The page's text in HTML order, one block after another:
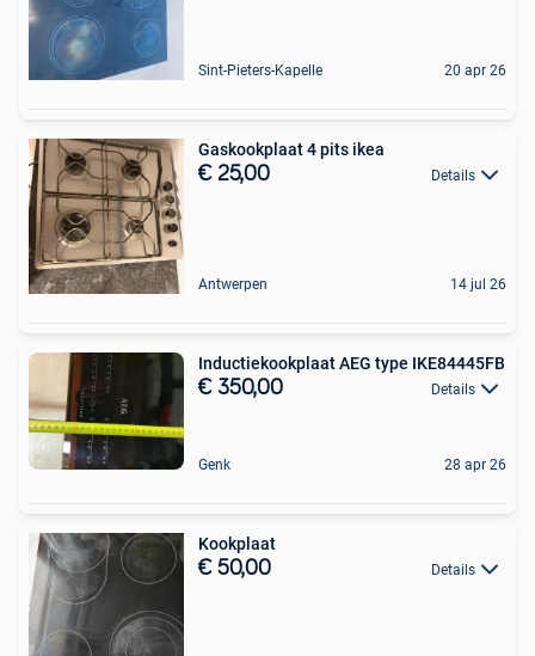
Sint-Pieters-Kapelle 20 apr 26
Gaskookplaat 4 pits ikea
€ 25,00 Details
Antwerpen 14 jul 26
Inductiekookplaat AEG type IKE84445FB
€ 350,00 Details
Genk 28 apr 26
Kookplaat
€ 50,00 Details